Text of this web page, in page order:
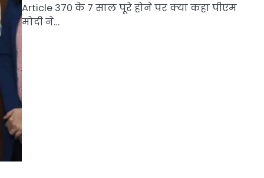
Article 370 के 7 साल पूरे होने पर क्या कहा पीएम
मोदी ने…